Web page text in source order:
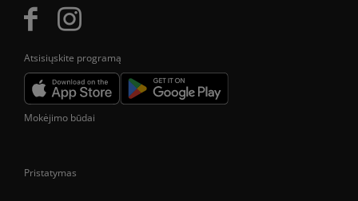
Atsisiųskite programą
Mokėjimo būdai
Pristatymas